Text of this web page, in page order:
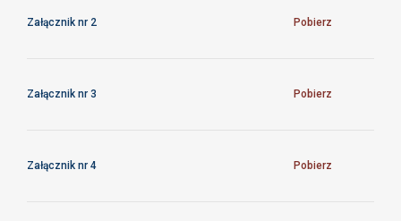
Załącznik nr 2 Pobierz
Załącznik nr 3 Pobierz
Załącznik nr 4 Pobierz